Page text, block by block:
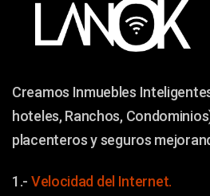
Creamos Inmuebles
hoteles, Ranchos,
placenteros y seguros
1.- Velocidad del Internet.